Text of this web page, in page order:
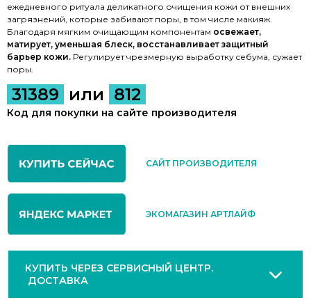
ежедневного ритуала деликатного очищения кожи от внешних
загрязнений, которые забивают поры, в том числе макияж.
Благодаря мягким очищающим компонентам освежает,
матирует, уменьшая блеск, восстанавливает защитный
барьер кожи. Регулирует чрезмерную выработку cебума, сужает
поры.
31389 или 812
Код для покупки на сайте производителя
САЙТ ПРОИЗВОДИТЕЛЯ
ЭКОМАГАЗИН АРТЛАЙФ
КУПИТЬ ЧЕРЕЗ СЕРВИСНЫЙ ЦЕНТР.
ДОСТАВКА